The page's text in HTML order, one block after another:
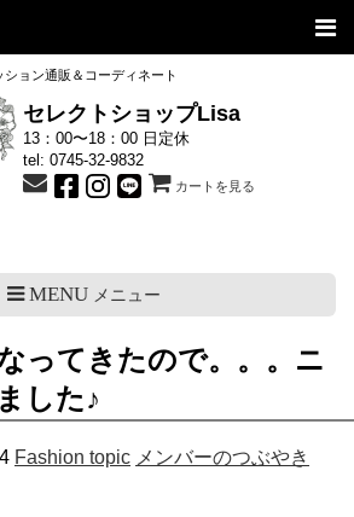
ョン通販＆コーディネート
セレクトショップLisa
13：00〜18：00 日定休
tel: 0745-32-9832
カートを見る
MENUメニュー
ってきたので。。。ニ
した♪
Fashion topic メンバーのつぶやき